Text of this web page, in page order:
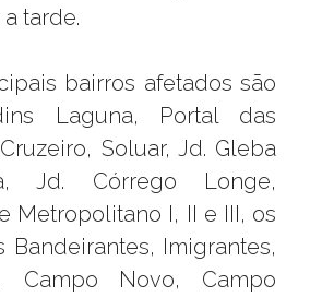
tarde.
bairros afetados são
Laguna, Portal das
Soluar, Jd. Gleba
Jd. Córrego Longe,
Metropolitano I, II e III, os
Bandeirantes, Imigrantes,
Campo Novo, Campo